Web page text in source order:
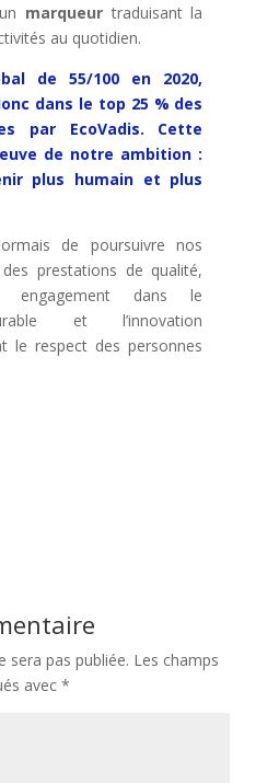
marqueurtraduisant la
au quotidien.
de 55/100 en 2020,
dans le top 25 % des
par EcoVadis.
Cette
de notre ambition :
plus humain et plus
de poursuivre nos
prestations de qualité,
dans le
et l’innovation
le respect des personnes
sera pas publiée. Les champs
avec *